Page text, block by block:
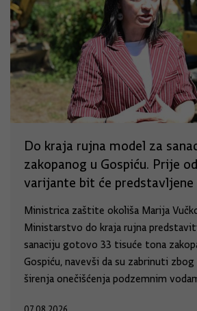
Do kraja rujna model za
zakopanog u Gospiću. Prije
varijante bit će
Ministrica zaštite okoliša Marija
Ministarstvo do kraja rujna
sanaciju gotovo 33 tisuće tona
Gospiću, navevši da su zabrinuti
širenja onečišćenja podzemnim